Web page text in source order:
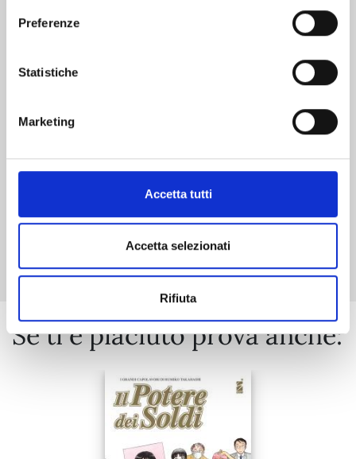
Preferenze
Statistiche
Marketing
Accetta tutti
Accetta selezionati
Rifiuta
Se ti è piaciuto prova anche: